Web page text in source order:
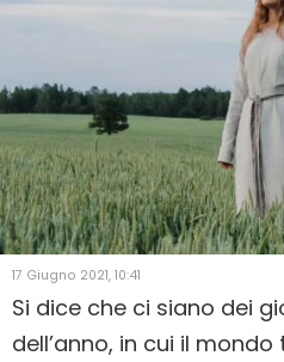
17 Giugno 2021, 10:41
Si dice che ci siano dei
dell’anno, in cui il